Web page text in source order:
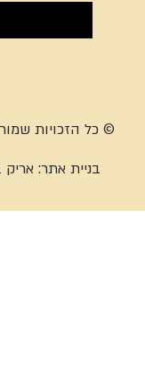
© כל הזכויות
בניית אתר:אריק